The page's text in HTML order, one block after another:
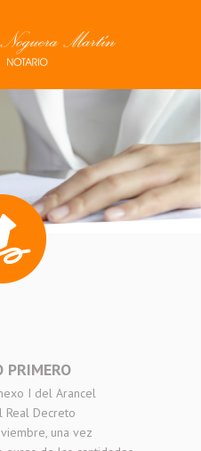
PRIMERO
I del Arancel
Decreto
una vez